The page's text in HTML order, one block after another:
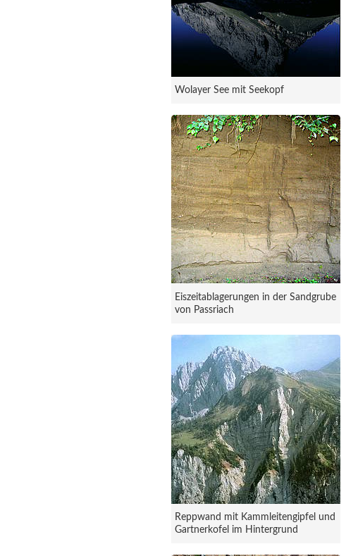
Wolayer See mit Seekopf
Eiszeitablagerungen in der Sandgrube
von Passriach
Reppwand mit Kammleitengipfel und
Gartnerkofel im Hintergrund